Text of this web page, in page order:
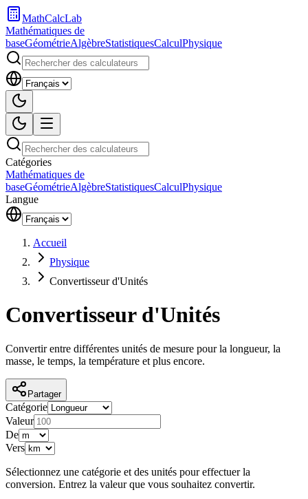
MathCalcLab
Mathématiques de
baseGéométrieAlgèbreStatistiquesCalculPhysique
Catégories
Mathématiques de
baseGéométrieAlgèbreStatistiquesCalculPhysique
Langue
Accueil
Physique
Convertisseur d'Unités
Convertisseur d'Unités
Convertir entre différentes unités de mesure pour la longueur, la
masse, le temps, la température et plus encore.
Partager
Catégorie
Valeur
De
Vers
Sélectionnez une catégorie et des unités pour effectuer la
conversion. Entrez la valeur que vous souhaitez convertir.